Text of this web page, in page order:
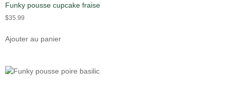
Funky pousse cupcake fraise
$35.99
Ajouter au panier